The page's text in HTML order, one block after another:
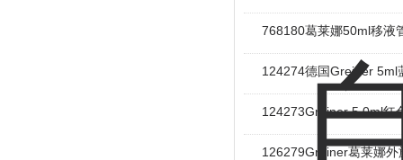
768180葛莱娜50ml移液
124274德国Greiner 5ml
124273Greiner 5.0ml红
126279Greiner葛莱娜外